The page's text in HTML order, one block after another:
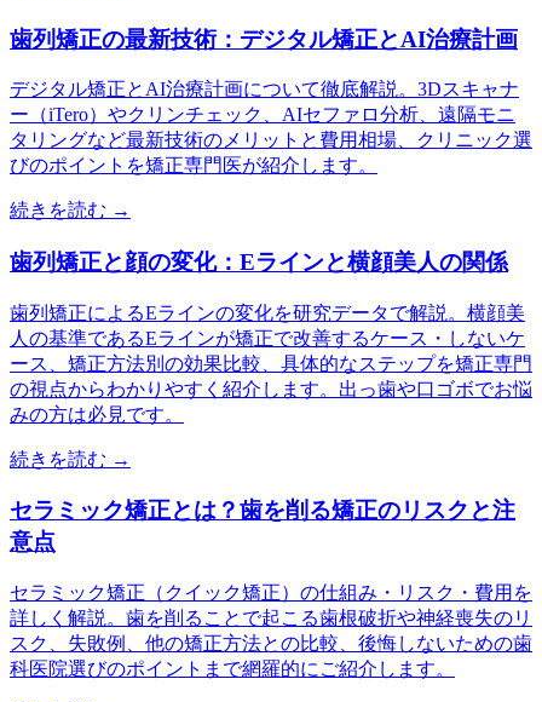
歯列矯正の最新技術：デジタル矯正とAI治療計画
デジタル矯正とAI治療計画について徹底解説。3Dスキャナ
ー（iTero）やクリンチェック、AIセファロ分析、遠隔モニ
タリングなど最新技術のメリットと費用相場、クリニック選
びのポイントを矯正専門医が紹介します。
続きを読む →
歯列矯正と顔の変化：Eラインと横顔美人の関係
歯列矯正によるEラインの変化を研究データで解説。横顔美
人の基準であるEラインが矯正で改善するケース・しないケ
ース、矯正方法別の効果比較、具体的なステップを矯正専門
の視点からわかりやすく紹介します。出っ歯や口ゴボでお悩
みの方は必見です。
続きを読む →
セラミック矯正とは？歯を削る矯正のリスクと注
意点
セラミック矯正（クイック矯正）の仕組み・リスク・費用を
詳しく解説。歯を削ることで起こる歯根破折や神経喪失のリ
スク、失敗例、他の矯正方法との比較、後悔しないための歯
科医院選びのポイントまで網羅的にご紹介します。